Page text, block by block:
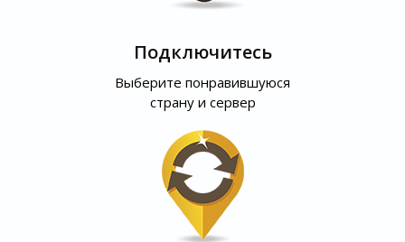
Подключитесь
Выберите понравившуюся
страну и сервер